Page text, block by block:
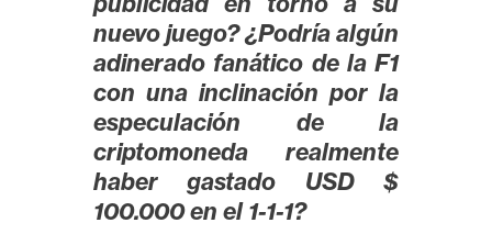
P
nuevo juego? ¿Podría algún
adinerado fanático de la F1
con una inclinación por la
especulación de la
criptomoneda realmente
haber gastado USD $
100.000 en el 1-1-1?